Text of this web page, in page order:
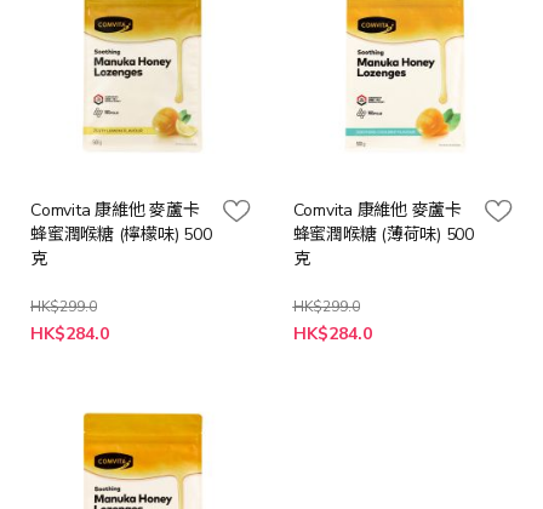
Comvita 康維他 麥蘆卡
蜂蜜潤喉糖 (檸檬味) 500
克
HK$299.0
特
殊
HK$284.0
Comvita 康維他 麥蘆卡
蜂蜜潤喉糖 (薄荷味) 500
克
HK$299.0
特
殊
HK$284.0